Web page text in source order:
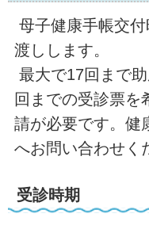
母子健康手帳交
渡しします。
最大で17回まで
回までの受診票を
請が必要です。健
へお問い合わせく
受診時期